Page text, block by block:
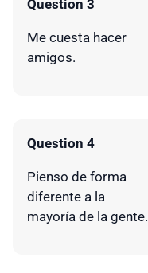
Question 3
Me cuesta hacer
amigos.
Question 4
Pienso de forma
diferente a la
mayoría de la gente.